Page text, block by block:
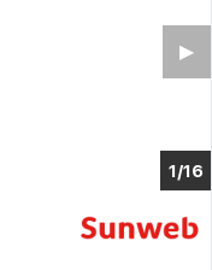
1/16
▶︎